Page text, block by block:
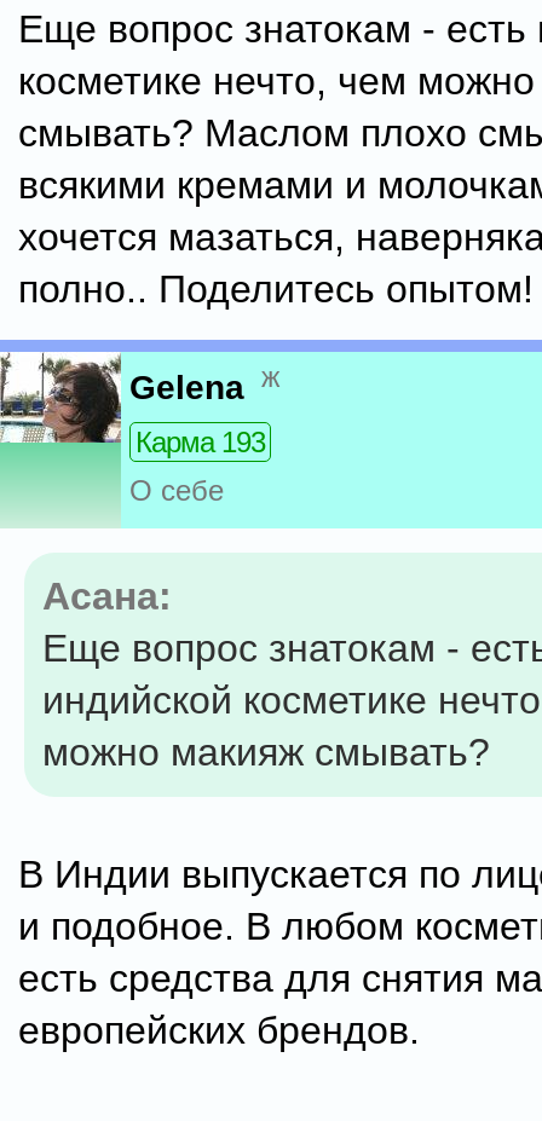
Еще вопрос знатокам - есть
косметике нечто, чем
смывать? Маслом плохо
всякими кремами и
хочется мазаться,
полно.. Поделитесь опытом!
Gelena ж
Карма 193
О себе
Асана:
Еще вопрос знатокам -
индийской косметике
можно макияж смывать?
В Индии выпускается по
и подобное. В любом
есть средства для снятия
европейских брендов.